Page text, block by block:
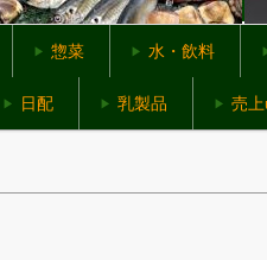
惣菜 水・飲料
日配 乳製品 売